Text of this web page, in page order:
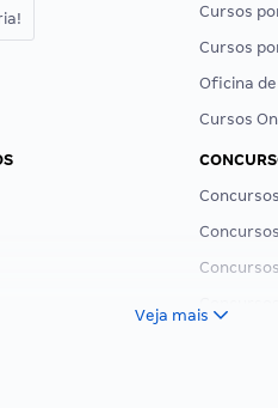
Cursos
Cursos
Oficina
Cursos
Veja mais